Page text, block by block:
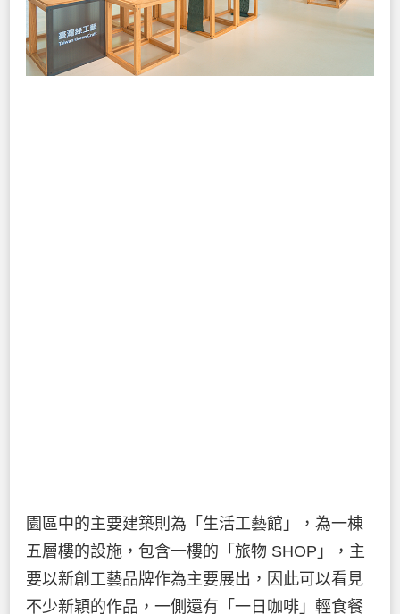
園區中的主要建築則為「生活工藝館」，為一棟
五層樓的設施，包含一樓的「旅物 SHOP」，主
要以新創工藝品牌作為主要展出，因此可以看見
不少新穎的作品，一側還有「一日咖啡」輕食餐